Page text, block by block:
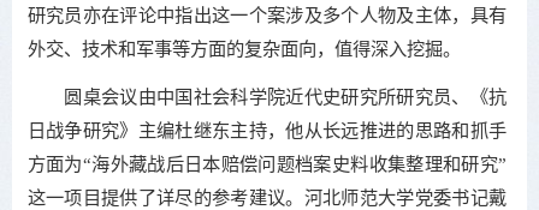
研究员亦在评论中指出这一个案涉及多个人物及主体，具有
外交、技术和军事等方面的复杂面向，值得深入挖掘。
圆桌会议由中国社会科学院近代史研究所研究员、《抗
日战争研究》主编杜继东主持，他从长远推进的思路和抓手
方面为“海外藏战后日本赔偿问题档案史料收集整理和研究”
这一项目提供了详尽的参考建议。河北师范大学党委书记戴